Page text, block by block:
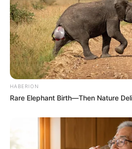
HABERION
Rare Elephant Birth—Then Nature